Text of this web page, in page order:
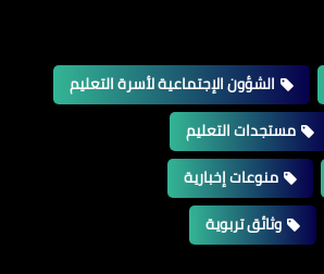
الشؤون الإجتماعية لأسرة التعليم
مستجدات التعليم
منوعات إخبارية
وثائق تربوية